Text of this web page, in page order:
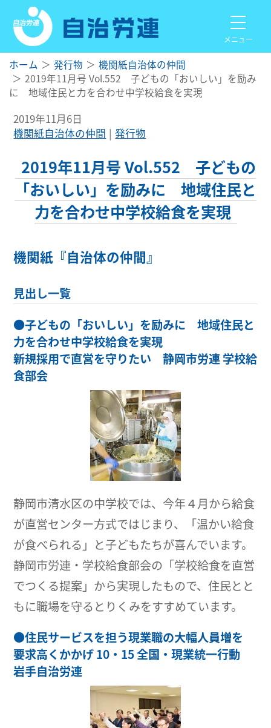
メニュー
ホーム 発行物
機関紙自治体の仲間
2019年11月号 Vol.552 子どもの「おいしい」を励み
に 地域住民と力を合わせ中学校給食を実現
2019年11月6日
機関紙自治体の仲間
発行物
2019年11月号 Vol.552 子どもの
「おいしい」を励みに 地域住民と
力を合わせ中学校給食を実現
機関紙『自治体の仲間』
見出し一覧
●子どもの「おいしい」を励みに 地域住民と
力を合わせ中学校給食を実現
新規採用で直営を守りたい 静岡市労連 学校給
食部会
静岡市清水区の中学校では、今年４月から給食
が直営センター方式ではじまり、「温かい給食
が食べられる」と子どもたちが喜んでいます。
静岡市労連・学校給食部会の「学校給食を直営
でつくる提案」から実現したもので、住民とと
もに職場を守るとりくみをすすめています。
●住民サービスを担う現業職の大幅人員増を
要求高くかかげ 10・15 全国・現業統一行動
岩手自治労連